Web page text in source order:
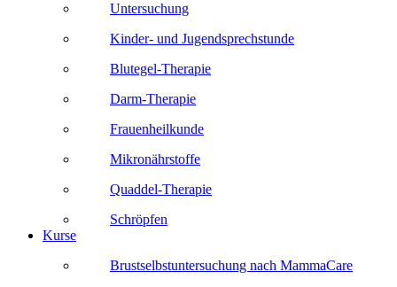
Untersuchung
Kinder- und Jugendsprechstunde
Blutegel-Therapie
Darm-Therapie
Frauenheilkunde
Mikronährstoffe
Quaddel-Therapie
Schröpfen
Kurse
Brustselbstuntersuchung nach MammaCare